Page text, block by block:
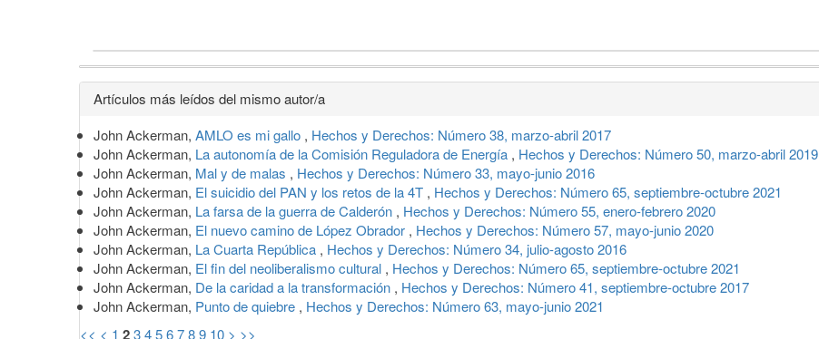
Detalles
del
artículo
Artículos más leídos del mismo autor/a
John Ackerman, AMLO es mi gallo , Hechos y Derechos: Número 38, marzo-abril 2017
John Ackerman, La autonomía de la Comisión Reguladora de Energía , Hechos y Derechos: Número 50, marzo-abril 2019
John Ackerman, Mal y de malas , Hechos y Derechos: Número 33, mayo-junio 2016
John Ackerman, El suicidio del PAN y los retos de la 4T , Hechos y Derechos: Número 65, septiembre-octubre 2021
John Ackerman, La farsa de la guerra de Calderón , Hechos y Derechos: Número 55, enero-febrero 2020
John Ackerman, El nuevo camino de López Obrador , Hechos y Derechos: Número 57, mayo-junio 2020
John Ackerman, La Cuarta República , Hechos y Derechos: Número 34, julio-agosto 2016
John Ackerman, El fin del neoliberalismo cultural , Hechos y Derechos: Número 65, septiembre-octubre 2021
John Ackerman, De la caridad a la transformación , Hechos y Derechos: Número 41, septiembre-octubre 2017
John Ackerman, Punto de quiebre , Hechos y Derechos: Número 63, mayo-junio 2021
<< < 1 23456789 10 > >>